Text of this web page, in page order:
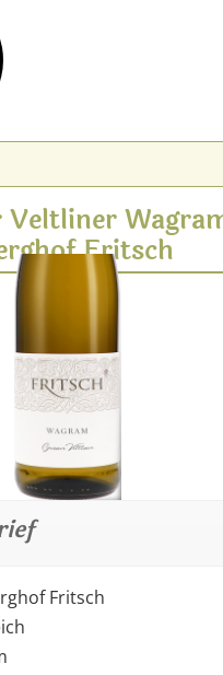
Veltliner
Fritsch
Fritsch